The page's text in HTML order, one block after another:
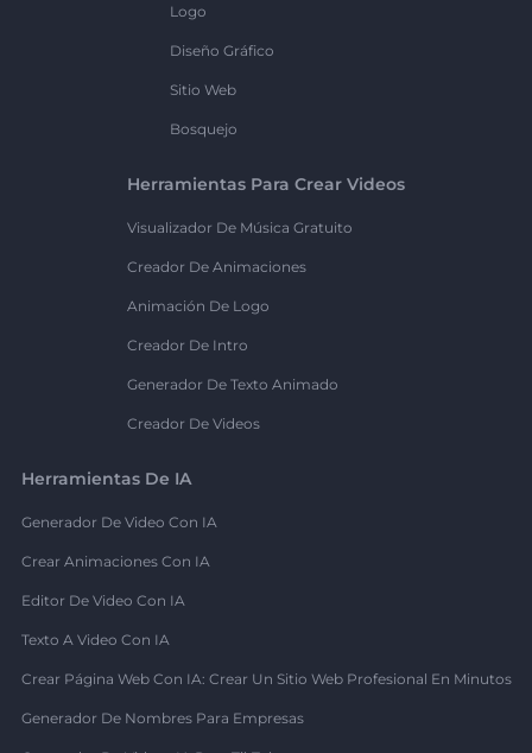
Logo
Diseño Gráfico
Sitio Web
Bosquejo
Herramientas Para Crear Videos
Visualizador De Música Gratuito
Creador De Animaciones
Animación De Logo
Creador De Intro
Generador De Texto Animado
Creador De Videos
Herramientas De IA
Generador De Video Con IA
Crear Animaciones Con IA
Editor De Video Con IA
Texto A Video Con IA
Crear Página Web Con IA: Crear Un Sitio Web Profesional En Minutos
Generador De Nombres Para Empresas